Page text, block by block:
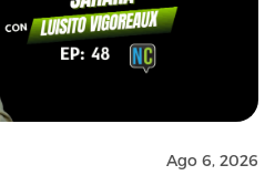
Ago 6, 2026